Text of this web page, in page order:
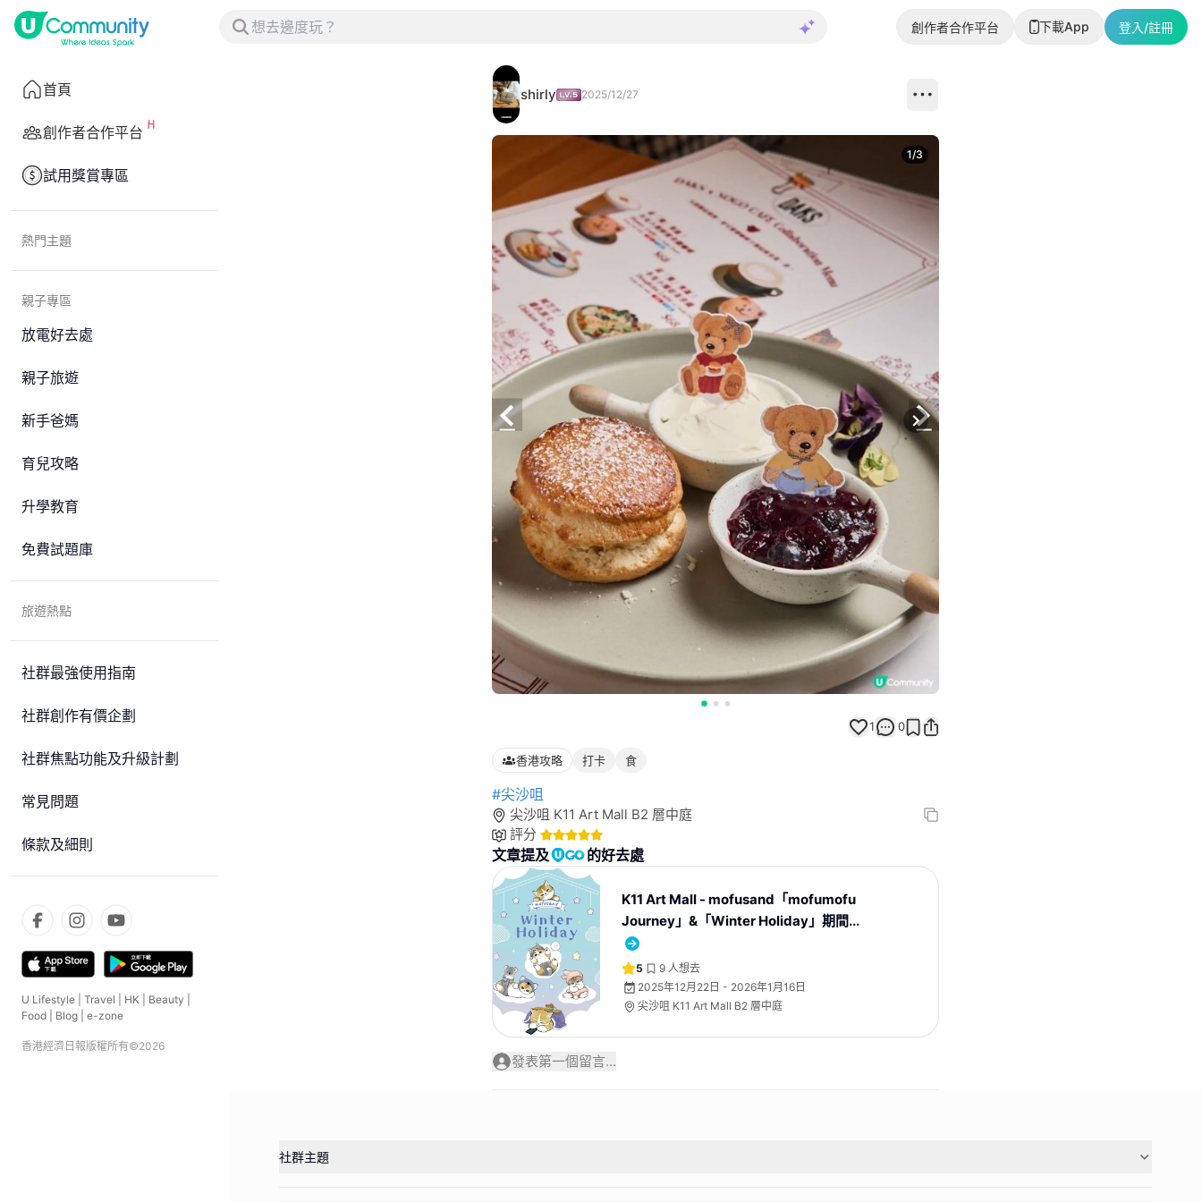
創作者合作平台 下載App 登入/註冊
首頁
創作者合作平台
試用獎賞專區
熱門主題
親子專區
放電好去處
親子旅遊
新手爸媽
育兒攻略
升學教育
免費試題庫
旅遊熱點
社群最強使用指南
社群創作有價企劃
社群焦點功能及升級計劃
常見問題
條款及細則
U Lifestyle Travel HK Beauty
Food
Blog e-zone
香港經濟日報版權所有©2026
shirly 2025/12/27
Next slide
1/3
1 0
香港攻略 打卡 食
#尖沙咀
尖沙咀 K11 Art Mall B2 層中庭
評分
文章提及 的好去處
K11 Art Mall - mofusand「mofumofu
Journey」&「Winter Holiday」期間...
5 9 人想去
2025年12月22日 - 2026年1月16日
尖沙咀 K11 Art Mall B2 層中庭
發表第一個留言...
社群主題